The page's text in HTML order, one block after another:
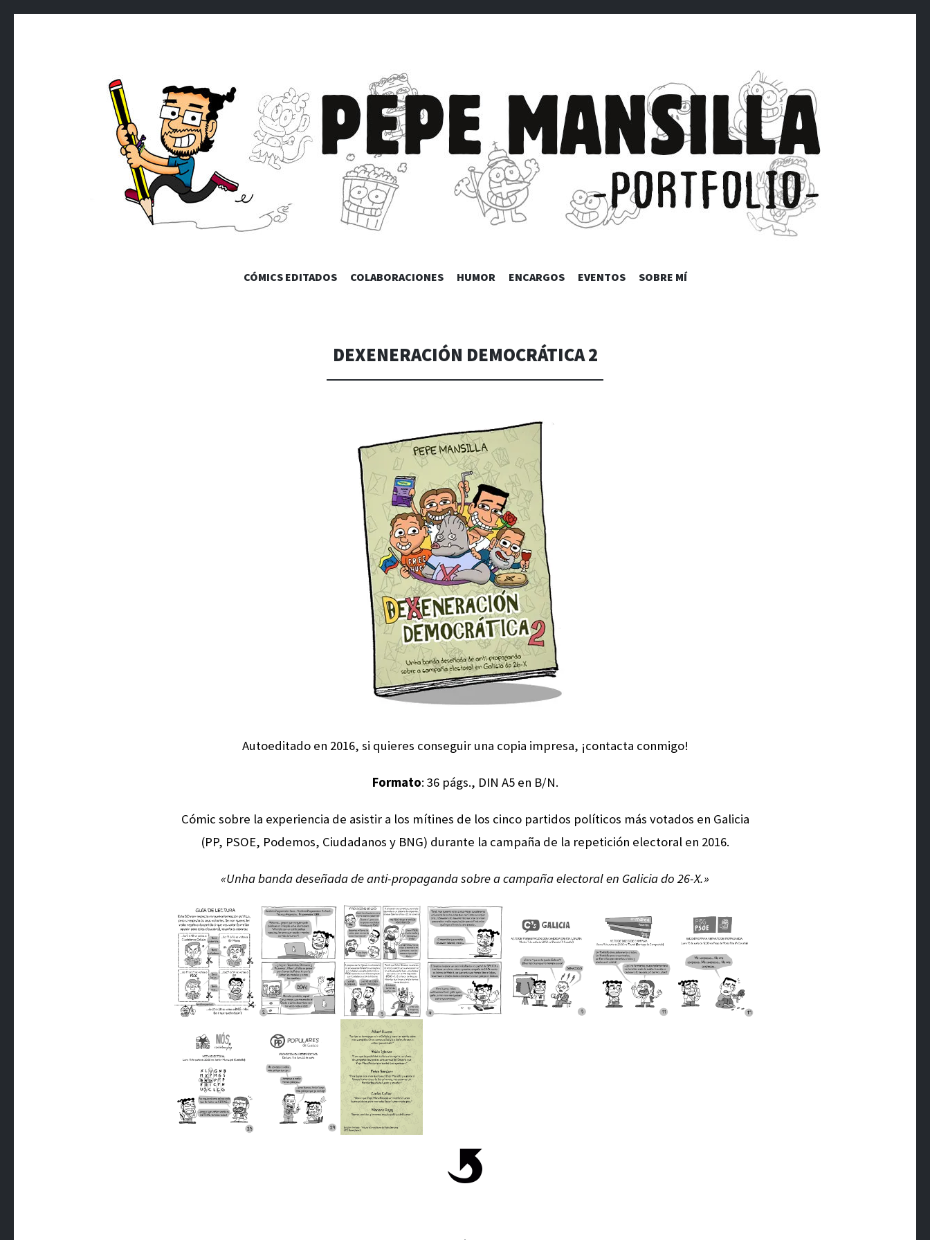
PEPE MANSILLA PORTFOLIO
SALTAR
CÓMICS EDITADOS COLABORACIONES HUMOR ENCARGOS EVENTOS SOBRE MÍ
DEXENERACIÓN DEMOCRÁTICA 2
Autoeditado en 2016, si quieres conseguir una copia impresa, ¡contacta conmigo!
Formato: 36 págs., DIN A5 en B/N.
Cómic sobre la experiencia de asistir a los mítines de los cinco partidos políticos más votados en Galicia
(PP, PSOE, Podemos, Ciudadanos y BNG) durante la campaña de la repetición electoral en 2016.
«Unha banda deseñada de anti-propaganda sobre a campaña electoral en Galicia do 26-X.»